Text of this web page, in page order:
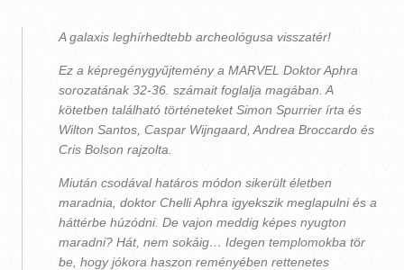
A galaxis leghírhedtebb archeológusa visszatér!
Ez a képregénygyűjtemény a MARVEL Doktor Aphra
sorozatának 32-36. számait foglalja magában. A
kötetben található történeteket Simon Spurrier írta és
Wilton Santos, Caspar Wijngaard, Andrea Broccardo és
Cris Bolson rajzolta.
Miután csodával határos módon sikerült életben
maradnia, doktor Chelli Aphra igyekszik meglapulni és a
háttérbe húzódni. De vajon meddig képes nyugton
maradni? Hát, nem sokáig… Idegen templomokba tör
be, hogy jókora haszon reményében rettenetes